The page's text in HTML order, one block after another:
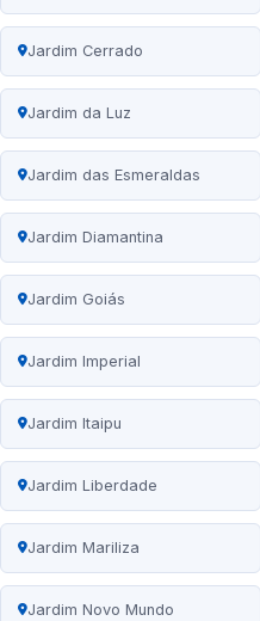
Jardim Cerrado
Jardim da Luz
Jardim das Esmeraldas
Jardim Diamantina
Jardim Goiás
Jardim Imperial
Jardim Itaipu
Jardim Liberdade
Jardim Mariliza
Jardim Novo Mundo